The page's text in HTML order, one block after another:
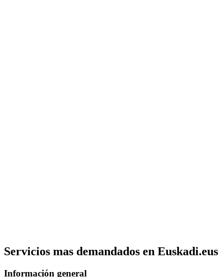
Servicios mas demandados en Euskadi.eus
Información general